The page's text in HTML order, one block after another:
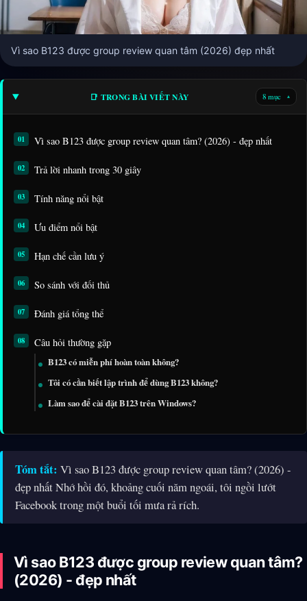
Vì sao B123 được group review quan tâm (2026) đẹp nhất
📑 TRONG BÀI VIẾT NÀY 8 mục ▾
Vì sao B123 được group review quan tâm? (2026) - đẹp nhất
Trả lời nhanh trong 30 giây
Tính năng nổi bật
Ưu điểm nổi bật
Hạn chế cần lưu ý
So sánh với đối thủ
Đánh giá tổng thể
Câu hỏi thường gặp
B123 có miễn phí hoàn toàn không?
Tôi có cần biết lập trình để dùng B123 không?
Làm sao để cài đặt B123 trên Windows?
Tóm tắt: Vì sao B123 được group review quan tâm? (2026) -
đẹp nhất Nhớ hồi đó, khoảng cuối năm ngoái, tôi ngồi lướt
Facebook trong một buổi tối mưa rả rích.
Vì sao B123 được group review quan tâm?
(2026) - đẹp nhất